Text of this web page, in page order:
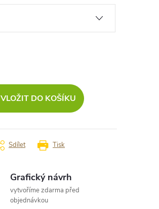
VLOŽIT DO KOŠÍKU
Tisk
Sdílet
Grafický návrh
vytvoříme zdarma před
objednávkou